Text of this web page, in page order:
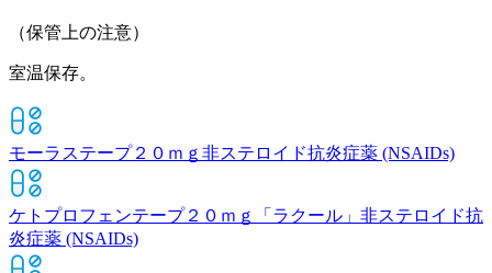
（保管上の注意）
室温保存。
モーラステープ２０ｍｇ 非ステロイド抗炎症薬 (NSAIDs)
ケトプロフェンテープ２０ｍｇ「ラクール」 非ステロイド抗
炎症薬 (NSAIDs)